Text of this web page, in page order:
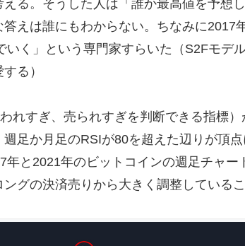
える。そうした人は「誰か最高値を予想
答えは誰にもわからない。ちなみに2017
いく」という専門家すらいた（S2Fモデ
る）
れすぎ、売られすぎを判断できる指標
週足か月足のRSIが80を超えた辺りが頂
年と2021年のビットコインの週足チャー
グの決済売りから大きく調整している